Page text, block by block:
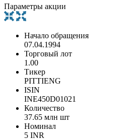
Параметры акции
Начало обращения
07.04.1994
Торговый лот
1.00
Тикер
PITTIENG
ISIN
INE450D01021
Количество
37.65 млн шт
Номинал
5 INR